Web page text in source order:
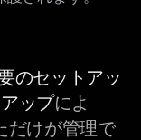
のセットアッ
ップによ
だけが管理で